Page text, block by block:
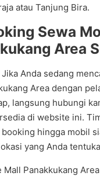
atau Tanjung Bira.
Sewa
Area
Anda sedang
Area dengan
langsung hubungi
di website ini.
hingga mobil
yang Anda
Mall Panakkukang